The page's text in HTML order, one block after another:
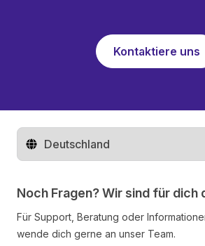
Kontaktiere uns
Region ändern
Noch Fragen? Wir sind für dich
Für Support, Beratung oder
wende dich gerne an unser Team.